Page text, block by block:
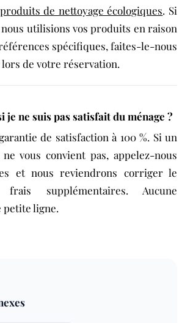
produits de nettoyage écologiques. Si
utilisions vos produits en raison
spécifiques, faites-le-nous
de votre réservation.
je ne suis pas satisfait du ménage ?
de satisfaction à 100 %. Si un
vous convient pas, appelez-nous
et nous reviendrons corriger le
supplémentaires. Aucune
petite ligne.